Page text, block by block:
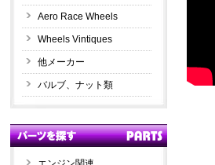
Aero Race Wheels
Wheels Vintiques
他メーカー
バルブ、ナット類